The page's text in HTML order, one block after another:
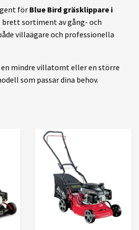
för Blue Bird gräsklippare i
brett sortiment av gång- och
villaägare och professionella
mindre villatomt eller en större
som passar dina behov.